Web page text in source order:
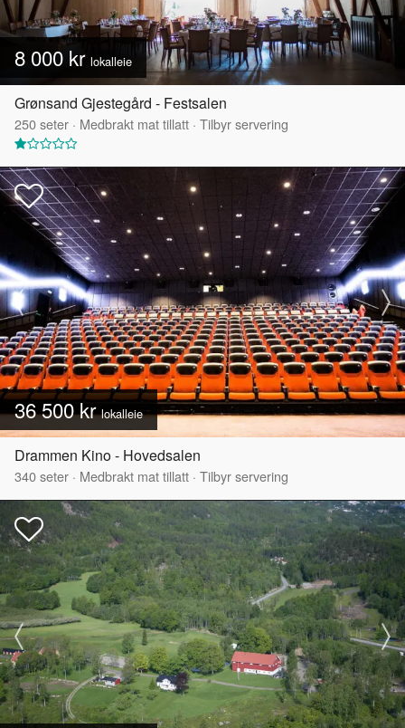
8 000 kr lokalleie
Grønsand Gjestegård - Festsalen
250seter · Medbrakt mat tillatt · Tilbyr servering
36 500 krlokalleie
Drammen Kino - Hovedsalen
340seter · Medbrakt mat tillatt · Tilbyr servering